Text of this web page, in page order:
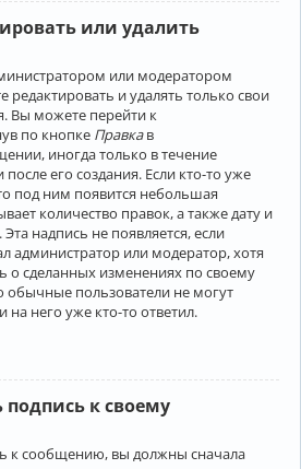
или удалить
или модератором
и удалять только свои
Вы можете перейти к
по кнопке Правкав
иногда только в течение
его создания. Если кто-то уже
под ним появится небольшая
количество правок, а также дату и
надпись не появляется, если
администратор или модератор, хотя
о сделанных изменениях по своему
обычные пользователи не могут
на него уже кто-то ответил.
к своему
к сообщению, вы должны сначала